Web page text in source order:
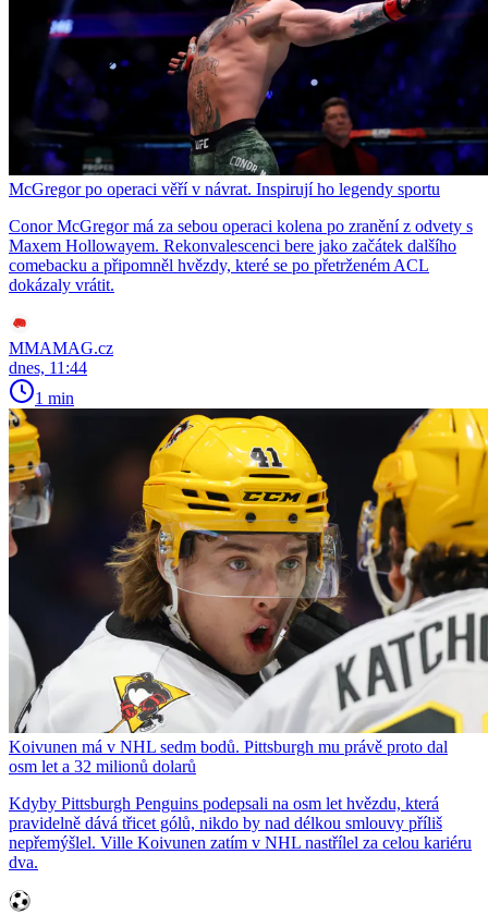
McGregor po operaci věří v návrat. Inspirují ho legendy sportu
Conor McGregor má za sebou operaci kolena po zranění z odvety s
Maxem Hollowayem. Rekonvalescenci bere jako začátek dalšího
comebacku a připomněl hvězdy, které se po přetrženém ACL
dokázaly vrátit.
MMAMAG.cz
dnes, 11:44
1 min
Koivunen má v NHL sedm bodů. Pittsburgh mu právě proto dal
osm let a 32 milionů dolarů
Kdyby Pittsburgh Penguins podepsali na osm let hvězdu, která
pravidelně dává třicet gólů, nikdo by nad délkou smlouvy příliš
nepřemýšlel. Ville Koivunen zatím v NHL nastřílel za celou kariéru
dva.